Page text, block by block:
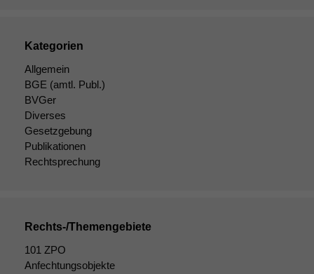
Kategorien
Allgemein
BGE (amtl. Publ.)
BVGer
Diverses
Gesetzgebung
Publikationen
Rechtsprechung
Rechts-/Themengebiete
101 ZPO
Anfechtungsobjekte